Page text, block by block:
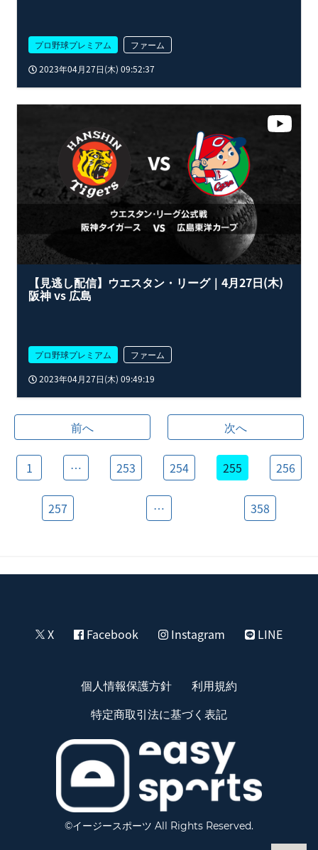
プロ野球プレミアム
ファーム
2023年04月27日(木) 09:52:37
【見逃し配信】ウエスタン・リーグ｜4月27日(木)
阪神 vs 広島
プロ野球プレミアム
ファーム
2023年04月27日(木) 09:49:19
前へ 次へ
1 … 253 254 255 256
257 … 358
X Facebook Instagram LINE
個人情報保護方針
利用規約
特定商取引法に基づく表記
©イージースポーツ All Rights Reserved.